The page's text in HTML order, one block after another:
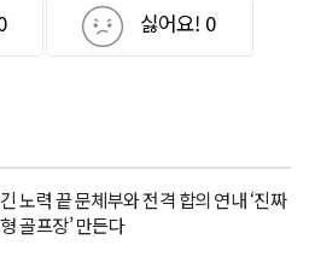
싫어요! 0
노력 끝 문체부와 전격 합의 연내 ‘진짜
골프장’ 만든다